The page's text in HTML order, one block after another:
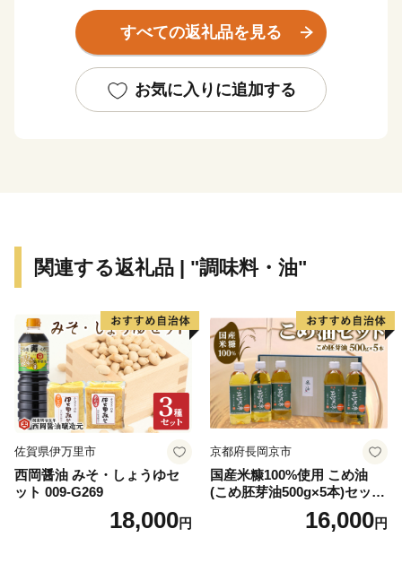
名古屋都心や中部国際空港へのアクセスに優れた立地
特性を生かしたまちづくりを積極的に進めており、多種
して注目を集めています。
すべての返礼品を見る
お気に入りに追加する
関連する返礼品 | "調味料・油"
佐賀県伊万里市
西岡醤油 みそ・しょうゆセ
ット 009-G269
18,000円
京都府長岡京市
国産米糠100%使用 こめ油
(こめ胚芽油500g×5本)セット
16,000円